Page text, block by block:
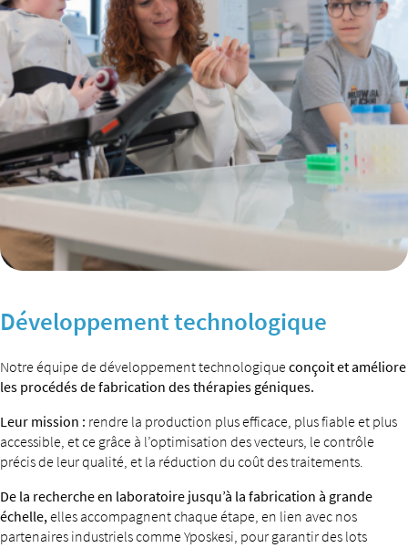
Développement technologique
Notre équipe de développement technologiqueconçoit et améliore
les procédés de fabrication des thérapies géniques.
Leur mission : rendre la production plus efficace, plus fiable et plus
accessible, et ce grâce à l’optimisation des vecteurs, le contrôle
précis de leur qualité, et la réduction du coût des traitements.
De la recherche en laboratoire jusqu’à la fabrication à grande
échelle,elles accompagnent chaque étape, en lien avec nos
partenaires industriels comme Yposkesi, pour garantir des lots